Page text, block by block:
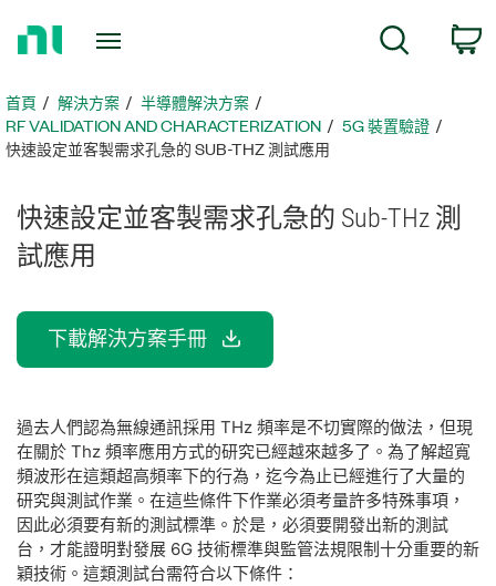
頁首頁 解決方案
半導體解決方案
RF VALIDATION AND CHARACTERIZATION
5G 裝置驗證
快速設定並客製需求孔急的 SUB-THZ 測試應用
快速設定並客製需求孔急的 Sub-THz 測
試應用
下載解決方案手冊
過去人們認為無線通訊採用 THz 頻率是不切實際的做法，但現
在關於 Thz 頻率應用方式的研究已經越來越多了。為了解超寬
頻波形在這類超高頻率下的行為，迄今為止已經進行了大量的
研究與測試作業。在這些條件下作業必須考量許多特殊事項，
因此必須要有新的測試標準。於是，必須要開發出新的測試
台，才能證明對發展 6G 技術標準與監管法規限制十分重要的新
穎技術。這類測試台需符合以下條件：